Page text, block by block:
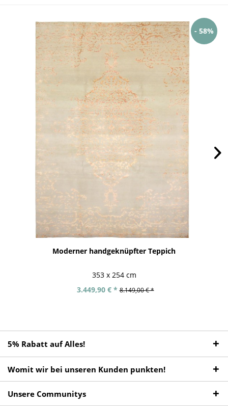
- 58%
Moderner handgeknüpfter Teppich
353 x 254 cm
3.449,90 € * 8.149,00 € *
5% Rabatt auf Alles!
Womit wir bei unseren Kunden punkten!
Unsere Communitys